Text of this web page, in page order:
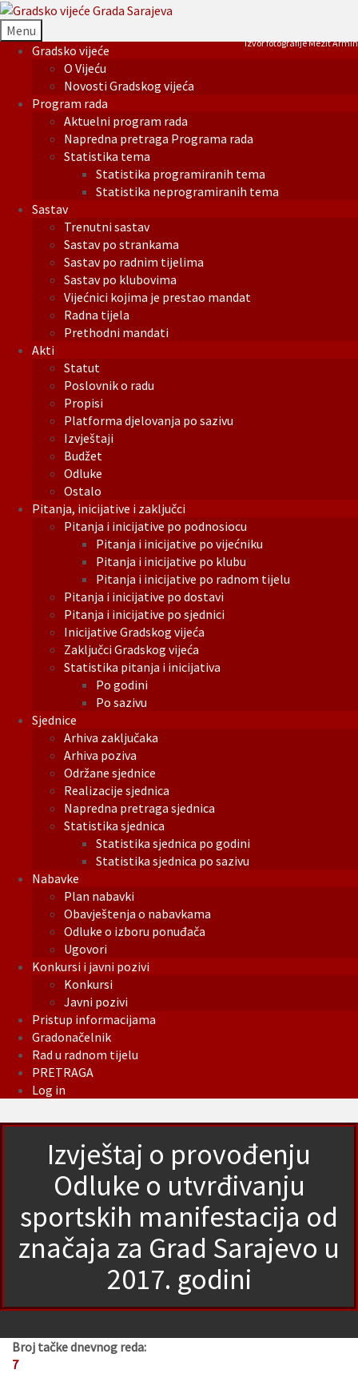
Menu
Gradsko vijeće
O Vijeću
Novosti Gradskog vijeća
Program rada
Aktuelni program rada
Napredna pretraga Programa rada
Statistika tema
Statistika programiranih tema
Statistika neprogramiranih tema
Sastav
Trenutni sastav
Sastav po strankama
Sastav po radnim tijelima
Sastav po klubovima
Vijećnici kojima je prestao mandat
Radna tijela
Prethodni mandati
Akti
Statut
Poslovnik o radu
Propisi
Platforma djelovanja po sazivu
Izvještaji
Budžet
Odluke
Ostalo
Pitanja, inicijative i zaključci
Pitanja i inicijative po podnosiocu
Pitanja i inicijative po vijećniku
Pitanja i inicijative po klubu
Pitanja i inicijative po radnom tijelu
Pitanja i inicijative po dostavi
Pitanja i inicijative po sjednici
Inicijative Gradskog vijeća
Zaključci Gradskog vijeća
Statistika pitanja i inicijativa
Po godini
Po sazivu
Sjednice
Arhiva zaključaka
Arhiva poziva
Održane sjednice
Realizacije sjednica
Napredna pretraga sjednica
Statistika sjednica
Statistika sjednica po godini
Statistika sjednica po sazivu
Nabavke
Plan nabavki
Obavještenja o nabavkama
Odluke o izboru ponuđača
Ugovori
Konkursi i javni pozivi
Konkursi
Javni pozivi
Pristup informacijama
Gradonačelnik
Rad u radnom tijelu
PRETRAGA
Log in
Izvor fotografije Mezit Armin
Izvještaj o provođenju
Odluke o utvrđivanju
sportskih manifestacija od
značaja za Grad Sarajevo u
2017. godini
Broj tačke dnevnog reda:
7